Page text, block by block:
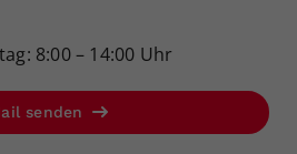
8:00 – 14:00 Uhr
senden